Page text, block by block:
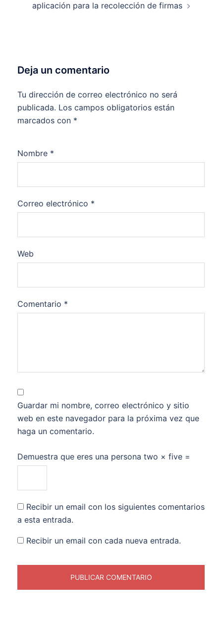
aplicación para la recolección de firmas
Deja un comentario
Tu dirección de correo electrónico no será
publicada. Los campos obligatorios están
marcados con *
Nombre *
Correo electrónico *
Web
Comentario *
Guardar mi nombre, correo electrónico y sitio
web en este navegador para la próxima vez que
haga un comentario.
Demuestra que eres una persona two × five =
Recibir un email con los siguientes comentarios
a esta entrada.
Recibir un email con cada nueva entrada.